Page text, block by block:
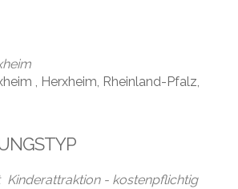
, Herxheim, Rheinland-Pfalz,
Kinderattraktion - kostenpflichtig